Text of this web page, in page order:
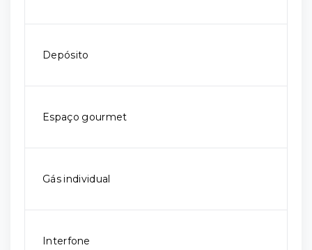
Depósito
Espaço gourmet
Gás individual
Interfone